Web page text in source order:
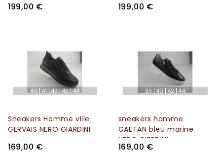
199,00 € 199,00 €
40 41 42 43 44
Sneakers Homme ville
GERVAIS NERO GIARDINI
169,00 €
39 40 42 44
sneakers homme
GAETAN bleu marine
NERO GIERDINI
169,00 €